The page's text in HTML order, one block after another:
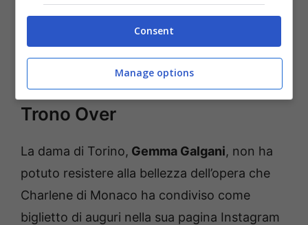
a Temptation Island? Ecco
com’era
Il messaggio della dama del
Trono Over
La dama di Torino, Gemma Galgani, non ha
potuto resistere alla bellezza dell’opera che
Charlene di Monaco ha condiviso come
biglietto di auguri nella sua pagina Instagram
Consent
Manage options